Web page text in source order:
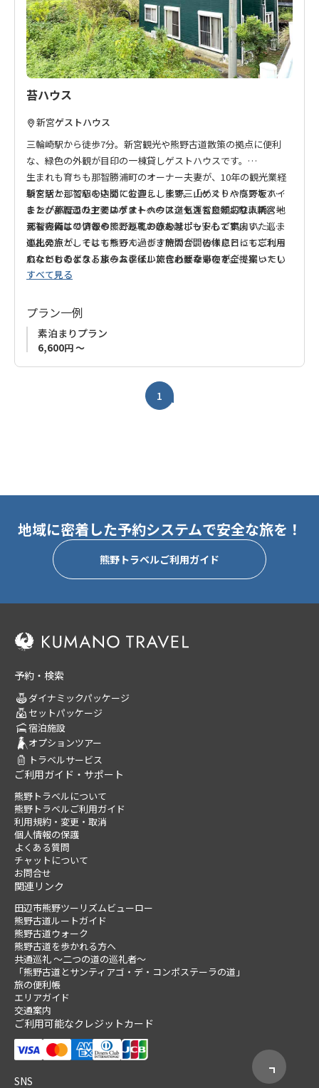
4つの寝室を備えた広々とした空間は、家族やグループでの滞在
にもぴったりです。
熊野古道の静けさと、自然の豊かさを感じながら、心ほどける
時間をお過ごしください。
追
加
苔ハウス
新宮ゲストハウス
三輪崎駅から徒歩7分。新宮観光や熊野古道散策の拠点に便利
な、緑色の外観が目印の一棟貸しゲストハウスです。
新宮駅と那智駅の中間に位置し、熊野三山めぐりや高野坂ハイ
キング、周辺の主要スポットへのアクセスも良好。駐車スペー
スも完備しているので、お車でのお越しも安心です。
広々としたゲストルームには、旅に必要なものが全て揃ってい
ます。設備充実のキッチンもあり、長期滞在にも対応。清潔で
生まれも育ちも那智勝浦町のオーナー夫妻が、10年の観光業経
験を活かして心を込めてお迎えします。「ゲストハウスをする
ことが夢だった」というオーナーは、気さくで親切な人柄。地
元ならではの情報や、とっておきのスポットもご案内いたしま
す。
また、那智エリアではゲストハウス道も運営しており、新宮・
那智の両エリアから熊野巡礼の旅をサポートしています。巡礼
の出発点としてはもちろん、歩き旅の合間の休息日にもご利用
いただけるよう、旅のスタイルに合わせた滞在をご提案いたし
ます。
巡礼の旅が、そして熊野で過ごす時間が、皆様にとって忘れら
れないものとなるようお手伝いできれば幸いです。
世界中からのゲストとの出会いを楽しみに、皆様のお越しを心
すべて見る
プラン一例
素泊まりプラン
6,600円 ～
1
地域に密着した予約システムで安全な旅を！
熊野トラベルご利用ガイド
予約・検索
ダイナミックパッケージ
セットパッケージ
宿泊施設
オプションツアー
トラベルサービス
ご利用ガイド・サポート
熊野トラベルについて
熊野トラベルご利用ガイド
利用規約・変更・取消
個人情報の保護
よくある質問
チャットについて
お問合せ
関連リンク
田辺市熊野ツーリズムビューロー
熊野古道ルートガイド
熊野古道ウォーク
熊野古道を歩かれる方へ
共通巡礼 ～二つの道の巡礼者～
「熊野古道とサンティアゴ・デ・コンポステーラの道」
旅の便利帳
エリアガイド
交通案内
ご利用可能なクレジットカード
SNS